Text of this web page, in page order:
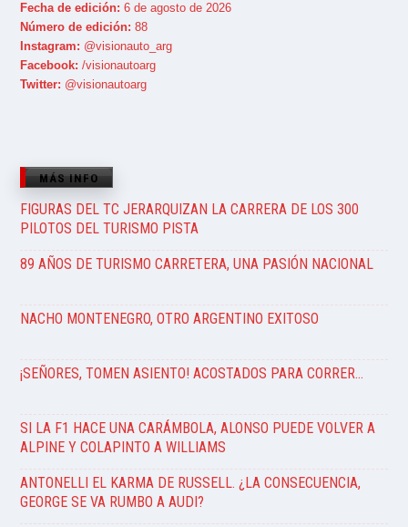
Fecha de edición: 6 de agosto de 2026
Número de edición: 88
Instagram: @visionauto_arg
Facebook: /visionautoarg
Twitter: @visionautoarg
MÁS INFO
FIGURAS DEL TC JERARQUIZAN LA CARRERA DE LOS 300
PILOTOS DEL TURISMO PISTA
89 AÑOS DE TURISMO CARRETERA, UNA PASIÓN NACIONAL
NACHO MONTENEGRO, OTRO ARGENTINO EXITOSO
¡SEÑORES, TOMEN ASIENTO! ACOSTADOS PARA CORRER…
SI LA F1 HACE UNA CARÁMBOLA, ALONSO PUEDE VOLVER A
ALPINE Y COLAPINTO A WILLIAMS
ANTONELLI EL KARMA DE RUSSELL. ¿LA CONSECUENCIA,
GEORGE SE VA RUMBO A AUDI?